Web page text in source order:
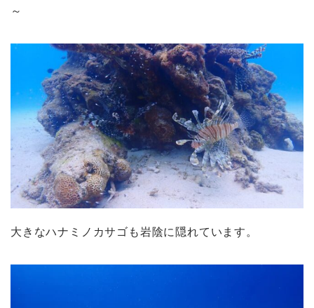
～
大きなハナミノカサゴも岩陰に隠れています。